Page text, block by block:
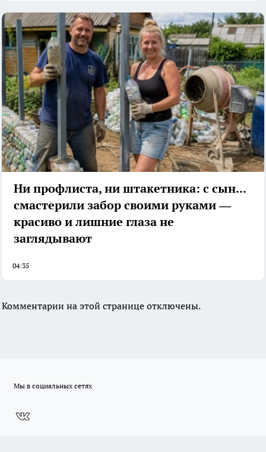
Ни профлиста, ни штакетника: с сыном
смастерили забор своими руками —
красиво и лишние глаза не
заглядывают
04:35
Комментарии на этой странице отключены.
Мы в социальных сетях